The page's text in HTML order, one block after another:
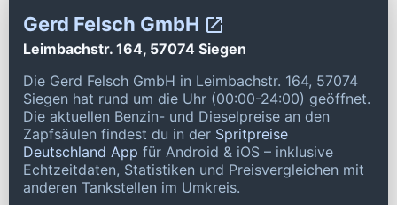
Gerd Felsch GmbH
Leimbachstr. 164, 57074 Siegen
Die Gerd Felsch GmbH in Leimbachstr. 164, 57074
Siegen hat rund um die Uhr (00:00-24:00) geöffnet.
Die aktuellen Benzin- und Dieselpreise an den
Zapfsäulen findest du in der Spritpreise
Deutschland App für Android & iOS – inklusive
Echtzeitdaten, Statistiken und Preisvergleichen mit
anderen Tankstellen im Umkreis.